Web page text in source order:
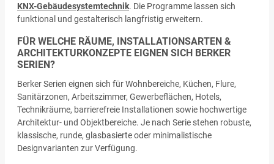
KNX-Gebäudesystemtechnik. Die Programme lassen sich
funktional und gestalterisch langfristig erweitern.
FÜR WELCHE RÄUME, INSTALLATIONSARTEN &
ARCHITEKTURKONZEPTE EIGNEN SICH BERKER
SERIEN?
Berker Serien eignen sich für Wohnbereiche, Küchen, Flure,
Sanitärzonen, Arbeitszimmer, Gewerbeflächen, Hotels,
Technikräume, barrierefreie Installationen sowie hochwertige
Architektur- und Objektbereiche. Je nach Serie stehen robuste,
klassische, runde, glasbasierte oder minimalistische
Designvarianten zur Verfügung.